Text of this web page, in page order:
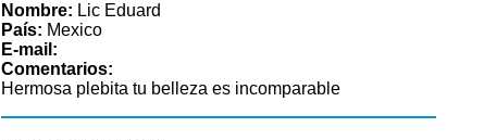
Nombre: Lic Eduard
País: Mexico
E-mail:
Comentarios:
Hermosa plebita tu belleza es incomparable